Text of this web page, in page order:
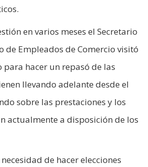
en varios meses el Secretario
de Empleados de Comercio visitó
para hacer un repasó de las
llevando adelante desde el
sobre las prestaciones y los
actualmente a disposición de los
de hacer elecciones